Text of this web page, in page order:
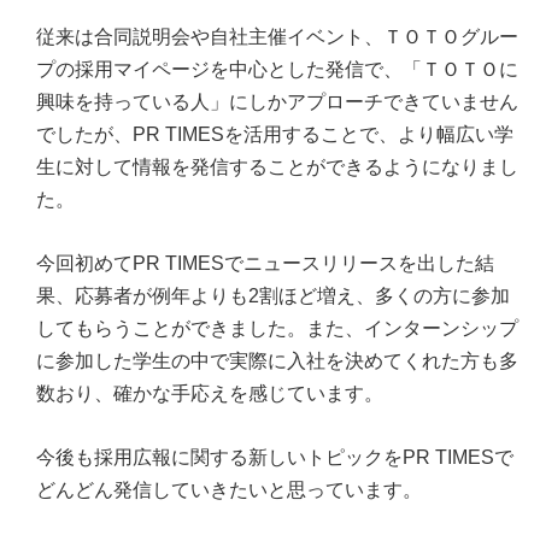
従来は合同説明会や自社主催イベント、ＴＯＴＯグルー
プの採用マイページを中心とした発信で、「ＴＯＴＯに
興味を持っている人」にしかアプローチできていません
でしたが、PR TIMESを活用することで、より幅広い学
生に対して情報を発信することができるようになりまし
た。
今回初めてPR TIMESでニュースリリースを出した結
果、応募者が例年よりも2割ほど増え、多くの方に参加
してもらうことができました。また、インターンシップ
に参加した学生の中で実際に入社を決めてくれた方も多
数おり、確かな手応えを感じています。
今後も採用広報に関する新しいトピックをPR TIMESで
どんどん発信していきたいと思っています。